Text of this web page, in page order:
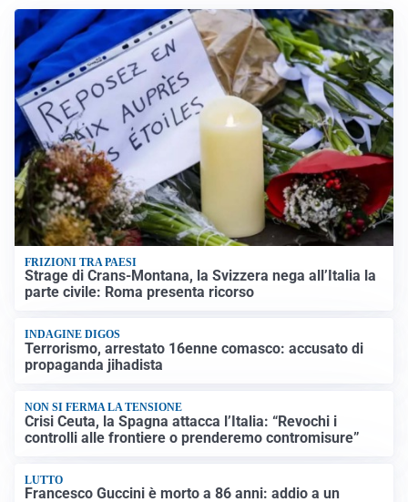
FRIZIONI TRA PAESI
Strage di Crans-Montana, la Svizzera nega all’Italia la
parte civile: Roma presenta ricorso
INDAGINE DIGOS
Terrorismo, arrestato 16enne comasco: accusato di
propaganda jihadista
NON SI FERMA LA TENSIONE
Crisi Ceuta, la Spagna attacca l’Italia: “Revochi i
controlli alle frontiere o prenderemo contromisure”
LUTTO
Francesco Guccini è morto a 86 anni: addio a un